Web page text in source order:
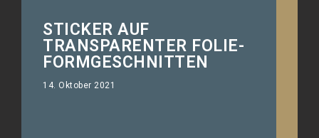
STICKER AUF
TRANSPARENTER FOLIE-
FORMGESCHNITTEN
14. Oktober 2021
Fahrzeugaufkleber für die Offroad
Freaks.